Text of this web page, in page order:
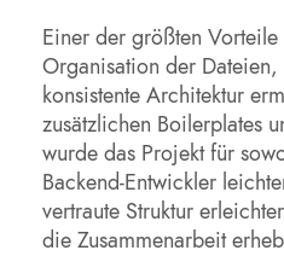
Einer der größten
Organisation der
konsistente Architektur
zusätzlichen Boilerplates
wurde das Projekt für
Backend-Entwickler
vertraute Struktur
die Zusammenarbeit